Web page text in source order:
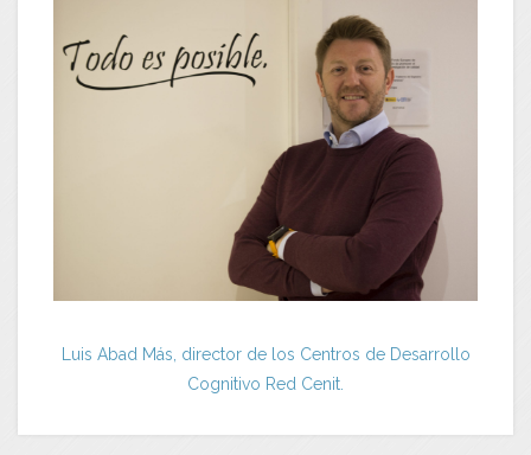
Luis Abad Más, director de los Centros de Desarrollo
Cognitivo Red Cenit.